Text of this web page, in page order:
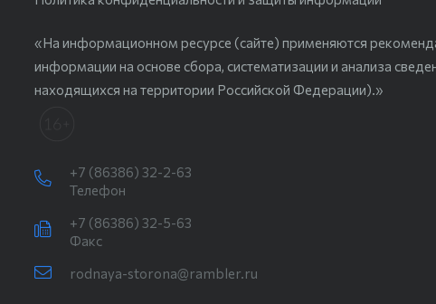
«На информационном ресурсе (сайте) применяются
информации на основе сбора, систематизации и анализа
находящихся на территории Российской Федерации).»
+7 (86386) 32-2-63
Телефон
+7 (86386) 32-5-63
Факс
rodnaya-storona@rambler.ru